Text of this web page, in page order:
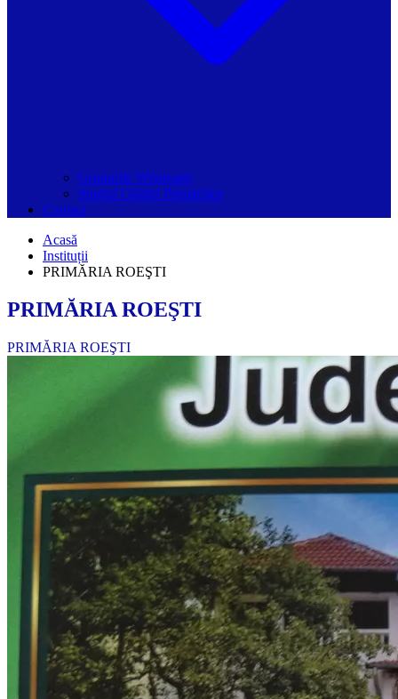
Grupurile Whatsapp
Spațiul Ghidul Primăriilor
Contact
Acasă
Instituții
PRIMĂRIA ROEŞTI
PRIMĂRIA ROEŞTI
PRIMĂRIA ROEŞTI